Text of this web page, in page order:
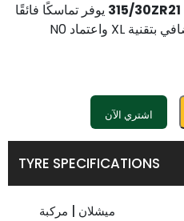
315/30ZR21 يوفر تماسكًا فائقًا
وتحكمًا رياضيًا عاليًا، مع تحمل إضافي بتقنية XL واعتماد N0
اشتري الآن
TYRE SPECIFICATIONS
ميشلان | مركبة